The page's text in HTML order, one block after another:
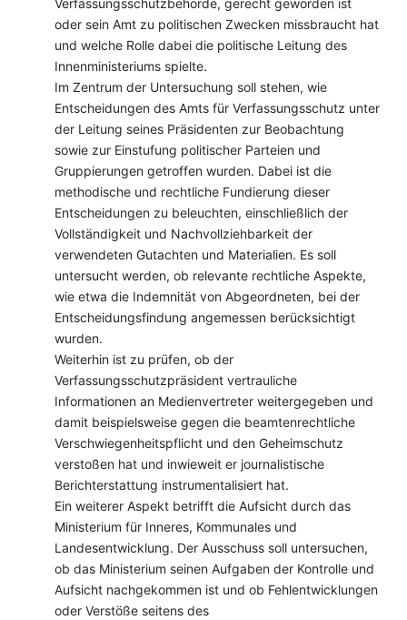
Verfassungsschutzbehörde, gerecht geworden ist
oder sein Amt zu politischen Zwecken missbraucht hat
und welche Rolle dabei die politische Leitung des
Innenministeriums spielte.
Im Zentrum der Untersuchung soll stehen, wie
Entscheidungen des Amts für Verfassungsschutz unter
der Leitung seines Präsidenten zur Beobachtung
sowie zur Einstufung politischer Parteien und
Gruppierungen getroffen wurden. Dabei ist die
methodische und rechtliche Fundierung dieser
Entscheidungen zu beleuchten, einschließlich der
Vollständigkeit und Nachvollziehbarkeit der
verwendeten Gutachten und Materialien. Es soll
untersucht werden, ob relevante rechtliche Aspekte,
wie etwa die Indemnität von Abgeordneten, bei der
Entscheidungsfindung angemessen berücksichtigt
wurden.
Weiterhin ist zu prüfen, ob der
Verfassungsschutzpräsident vertrauliche
Informationen an Medienvertreter weitergegeben und
damit beispielsweise gegen die beamtenrechtliche
Verschwiegenheitspflicht und den Geheimschutz
verstoßen hat und inwieweit er journalistische
Berichterstattung instrumentalisiert hat.
Ein weiterer Aspekt betrifft die Aufsicht durch das
Ministerium für Inneres, Kommunales und
Landesentwicklung. Der Ausschuss soll untersuchen,
ob das Ministerium seinen Aufgaben der Kontrolle und
Aufsicht nachgekommen ist und ob Fehlentwicklungen
oder Verstöße seitens des